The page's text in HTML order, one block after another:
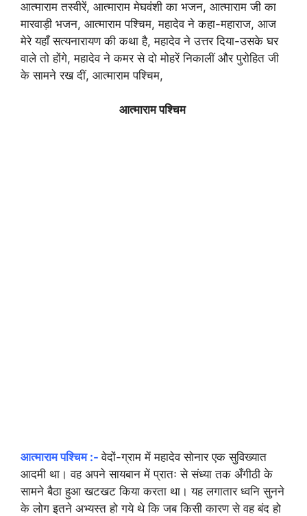
आत्माराम तस्वीरें, आत्माराम मेघवंशी का भजन, आत्माराम जी का
मारवाड़ी भजन, आत्माराम पश्चिम, महादेव ने कहा-महाराज, आज
मेरे यहाँ सत्यनारायण की कथा है, महादेव ने उत्तर दिया-उसके घर
वाले तो होंगे, महादेव ने कमर से दो मोहरें निकालीं और पुरोहित जी
के सामने रख दीं, आत्माराम पश्चिम,
आत्माराम पश्चिम
आत्माराम पश्चिम :- वेदों-ग्राम में महादेव सोनार एक सुविख्यात
आदमी था। वह अपने सायबान में प्रातः से संध्या तक अँगीठी के
सामने बैठा हुआ खटखट किया करता था। यह लगातार ध्वनि सुनने
के लोग इतने अभ्यस्त हो गये थे कि जब किसी कारण से वह बंद हो